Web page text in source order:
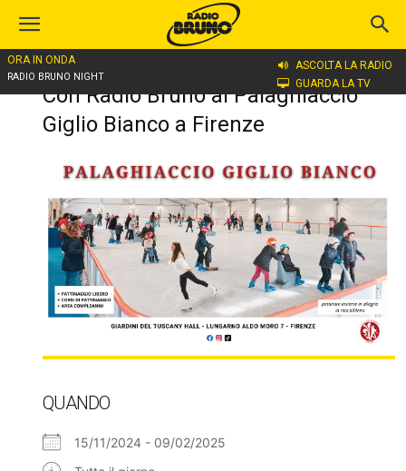
ORA IN ONDA
RADIO BRUNO NIGHT
ASCOLTA LA RADIO
GUARDA LA TV
Home Con Radio Bruno al Palaghiaccio Giglio Bianco a Firenze
Con Radio Bruno al Palaghiaccio
Giglio Bianco a Firenze
QUANDO
15/11/2024 - 09/02/2025